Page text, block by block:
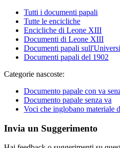
Tutti i documenti papali
Tutte le encicliche
Encicliche di Leone XIII
Documenti di Leone XIII
Documenti papali
Documenti papali del 1902
Categorie nascoste:
Documento papale con va
Documento papale senza va
Voci che inglobano materiale
Invia un Suggerimento